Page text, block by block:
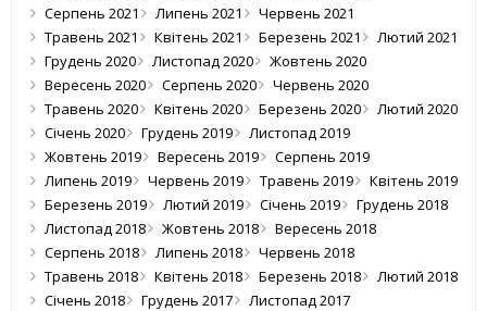
Серпень 2021
Липень 2021
Червень 2021
Травень 2021
Квітень 2021 Березень 2021
Лютий 2021
Грудень 2020
Листопад 2020
Жовтень 2020
Вересень 2020
Серпень 2020
Червень 2020
Травень 2020
Квітень 2020 Березень 2020
Лютий 2020
Січень 2020
Грудень 2019
Листопад 2019
Жовтень 2019
Вересень 2019
Серпень 2019
Липень 2019
Червень 2019 Травень 2019
Квітень 2019
Березень 2019
Лютий 2019 Січень 2019
Грудень 2018
Листопад 2018
Жовтень 2018
Вересень 2018
Серпень 2018
Липень 2018
Червень 2018
Травень 2018
Квітень 2018 Березень 2018
Лютий 2018
Січень 2018
Грудень 2017
Листопад 2017